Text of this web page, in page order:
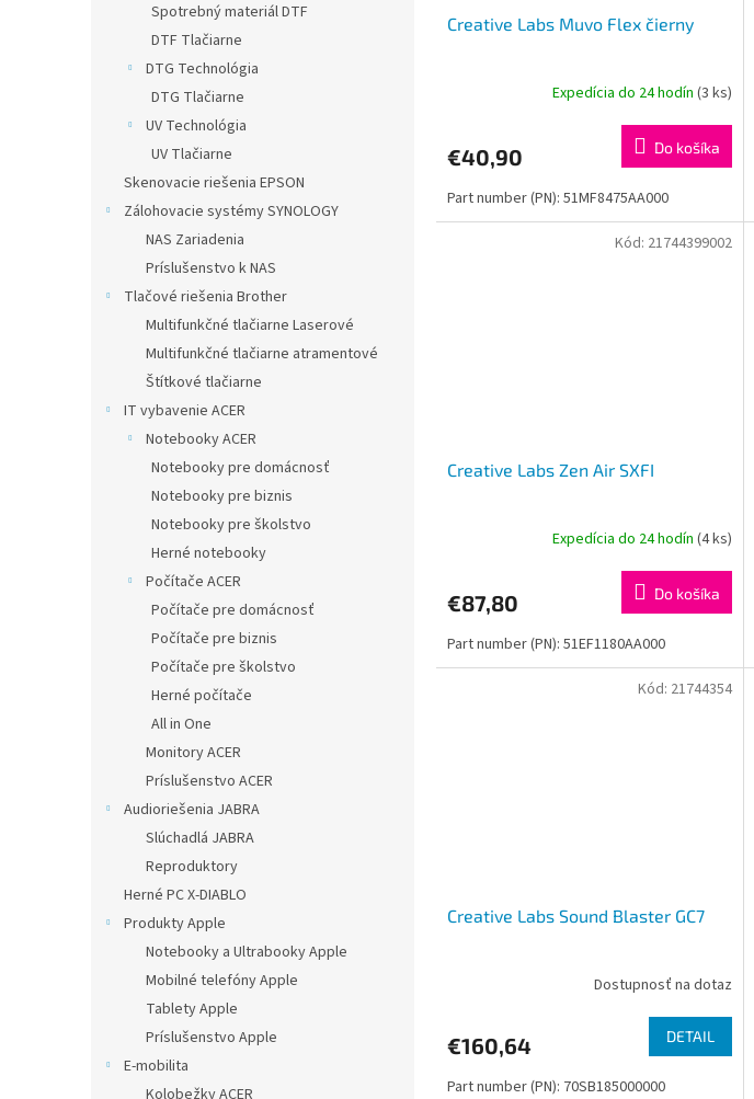
Spotrebný materiál DTF
DTF Tlačiarne
DTG Technológia
DTG Tlačiarne
UV Technológia
UV Tlačiarne
Skenovacie riešenia EPSON
Zálohovacie systémy SYNOLOGY
NAS Zariadenia
Príslušenstvo k NAS
Tlačové riešenia Brother
Multifunkčné tlačiarne Laserové
Multifunkčné tlačiarne atramentové
Štítkové tlačiarne
IT vybavenie ACER
Notebooky ACER
Notebooky pre domácnosť
Notebooky pre biznis
Notebooky pre školstvo
Herné notebooky
Počítače ACER
Počítače pre domácnosť
Počítače pre biznis
Počítače pre školstvo
Herné počítače
All in One
Monitory ACER
Príslušenstvo ACER
Audioriešenia JABRA
Slúchadlá JABRA
Reproduktory
Herné PC X-DIABLO
Produkty Apple
Notebooky a Ultrabooky Apple
Mobilné telefóny Apple
Tablety Apple
Príslušenstvo Apple
E-mobilita
Kolobežky ACER
Creative Labs Muvo Flex čierny
Expedícia do 24 hodín (3 ks)
€40,90 Do košíka
Part number (PN): 51MF8475AA000
Creative Labs Zen Air SXFI
Expedícia do 24 hodín (4 ks)
€87,80 Do košíka
Part number (PN): 51EF1180AA000
Kód: 21744399002
Creative Labs Sound Blaster GC7
Dostupnosť na dotaz
€160,64 DETAIL
Part number (PN): 70SB185000000
Kód: 21744354